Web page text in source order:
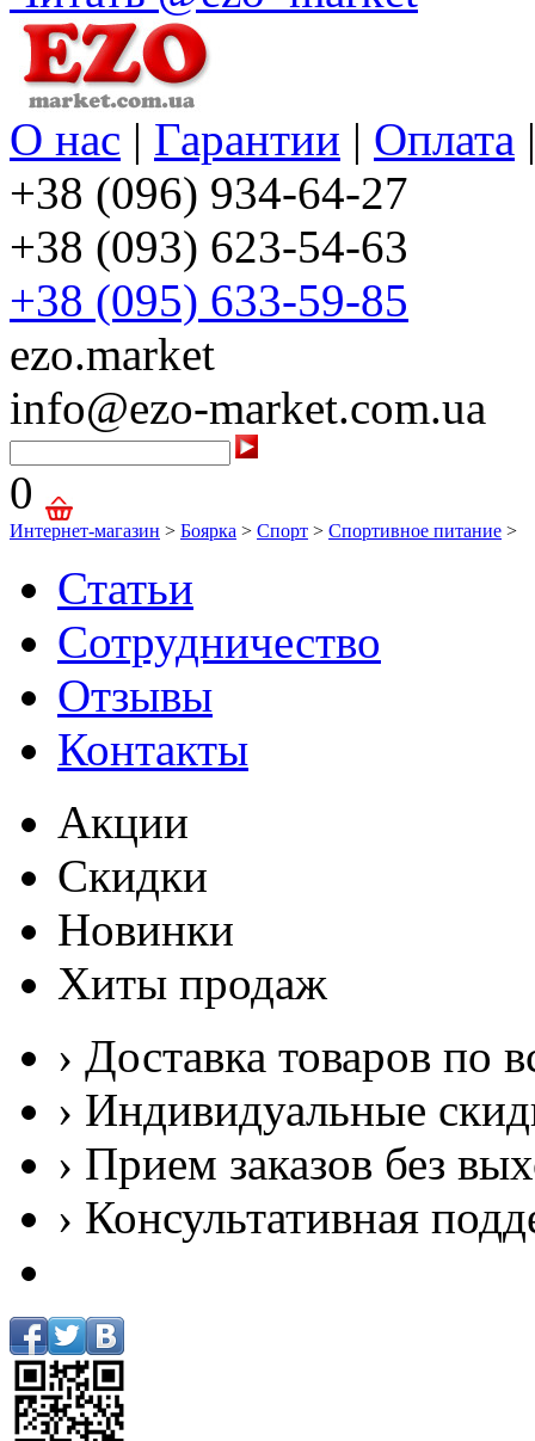
О нас | Гарантии | Оплата
+38 (096) 934-64-27
+38 (093) 623-54-63
+38 (095) 633-59-85
ezo.market
info@ezo-market.com.ua
0
Интернет-магазин > Боярка > Спорт > Спортивное питание >
Статьи
Сотрудничество
Отзывы
Контакты
Акции
Скидки
Новинки
Хиты продаж
› Доставка товаров по
› Индивидуальные
› Прием заказов без
› Консультативная